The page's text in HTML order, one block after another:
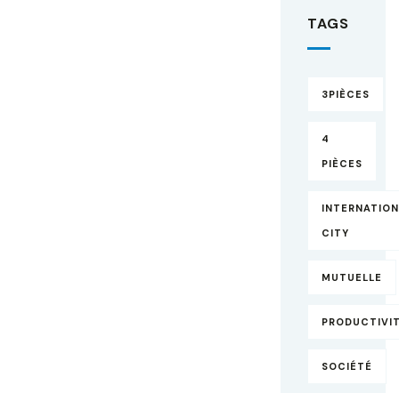
TAGS
3PIÈCES
4
PIÈCES
CITY
MUTUELLE
SOCIÉTÉ